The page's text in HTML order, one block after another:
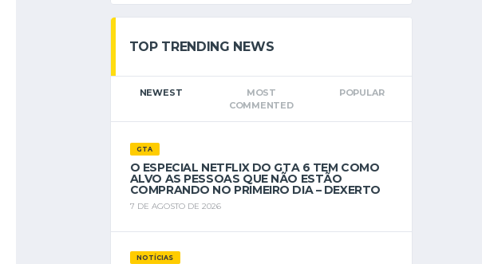
TOP TRENDING NEWS
NEWEST
MOST
COMMENTED
POPULAR
GTA
O ESPECIAL NETFLIX DO GTA 6 TEM COMO
ALVO AS PESSOAS QUE NÃO ESTÃO
COMPRANDO NO PRIMEIRO DIA – DEXERTO
7 DE AGOSTO DE 2026
NOTÍCIAS